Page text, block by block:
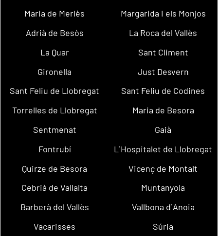
Maria de Merlès
Margarida i els Monjos
Adrià de Besòs
La Roca del Vallès
La Quar
Sant Climent
Gironella
Just Desvern
Sant Feliu de Llobregat
Sant Feliu de Codines
Torrelles de Llobregat
Maria de Besora
Sentmenat
Gaià
Fontrubí
L´Hospitalet de Llobregat
Quirze de Besora
Vicenç de Montalt
Cebrià de Vallalta
Muntanyola
Barberà del Vallès
Vallbona d´Anoia
Vacarisses
Súria